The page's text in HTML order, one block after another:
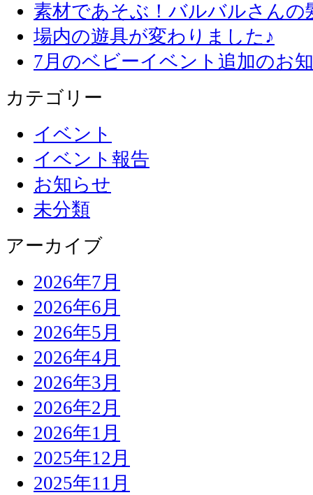
素材であそぶ！バルバルさん
場内の遊具が変わりました♪
7月のベビーイベント追加のお
カテゴリー
イベント
イベント報告
お知らせ
未分類
アーカイブ
2026年7月
2026年6月
2026年5月
2026年4月
2026年3月
2026年2月
2026年1月
2025年12月
2025年11月